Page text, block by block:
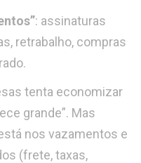
: assinaturas
retrabalho, compras
tenta economizar
grande”. Mas
nos vazamentos e
(frete, taxas,